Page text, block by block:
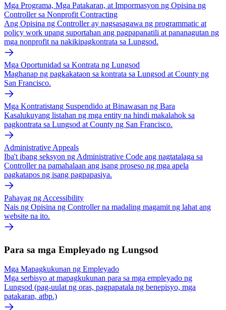
Mga Programa, Mga Patakaran, at Impormasyon ng Opisina ng
Controller sa Nonprofit Contracting
Ang Opisina ng Controller ay nagsasagawa ng programmatic at
policy work upang suportahan ang pagpapanatili at pananagutan ng
mga nonprofit na nakikipagkontrata sa Lungsod.
Mga Oportunidad sa Kontrata ng Lungsod
Maghanap ng pagkakataon sa kontrata sa Lungsod at County ng
San Francisco.
Mga Kontratistang Suspendido at Binawasan ng Bara
Kasalukuyang listahan ng mga entity na hindi makalahok sa
pagkontrata sa Lungsod at County ng San Francisco.
Administrative Appeals
Iba't ibang seksyon ng Administrative Code ang nagtatalaga sa
Controller na pamahalaan ang isang proseso ng mga apela
pagkatapos ng isang pagpapasiya.
Pahayag ng Accessibility
Nais ng Opisina ng Controller na madaling magamit ng lahat ang
website na ito.
Para sa mga Empleyado ng Lungsod
Mga Mapagkukunan ng Empleyado
Mga serbisyo at mapagkukunan para sa mga empleyado ng
Lungsod (pag-uulat ng oras, pagpapatala ng benepisyo, mga
patakaran, atbp.)